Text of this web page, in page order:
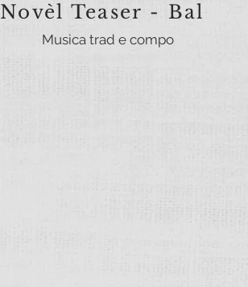
Novèl Teaser - Bal
Musica trad e compo